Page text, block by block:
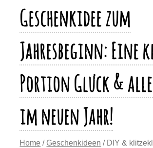
Geschenkidee zum
Jahresbeginn: Eine
Portion Glück &
im neuen Jahr!
Home / Geschenkideen / DIY &